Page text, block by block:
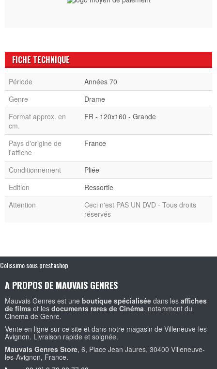
FICHE TECHNIQUE
Période
Années 70
Genre
Drame
Format approx. en
cm.
FR - 120x160 - Grande
Pays d'origine de
l'affiche
France
Conditionnement
Pliée
Edition
Ressortie
Attention
Ceci n'est PAS UN DVD - Tous droits
réservés
Colissimo sous prestashop
A PROPOS DE MAUVAIS GENRES
Mauvais Genres est une boutique spécialisée dans les affiches
de films et les documents rares de Cinéma, notamment du
Cinema de Genre.
Vente en ligne sur ce site et dans notre magasin de Villeneuve-les-
Avignon. Livraison rapide et soignée.
Mauvais Genres Store, 6, Place Jean Jaures, 30400 Villeneuve-
les-Avignon, France.